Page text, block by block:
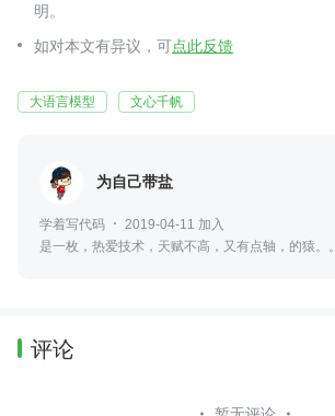
明。
如对本文有异议，可点此反馈
大语言模型 文心千帆
为自己带盐
学着写代码
2019-04-11 加入
是一枚，热爱技术，天赋不高，又有点轴，的猿。。
评论